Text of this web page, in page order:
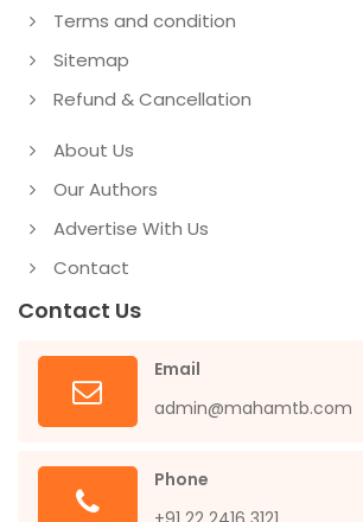
Terms and condition
Sitemap
Refund & Cancellation
About Us
Our Authors
Advertise With Us
Contact
Contact Us
Email
admin@mahamtb.com
Phone